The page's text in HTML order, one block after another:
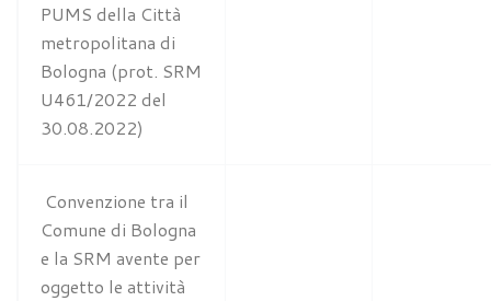
PUMS della Città
metropolitana di
Bologna (prot. SRM
U461/2022 del
30.08.2022)
Convenzione tra il
Comune di Bologna
e la SRM avente per
oggetto le attività